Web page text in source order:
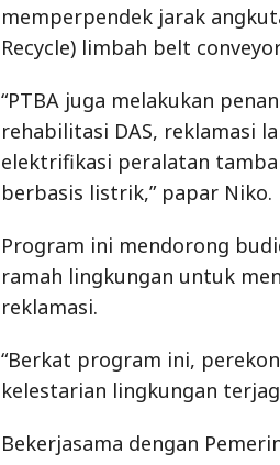
memperpendek jarak
Recycle) limbah belt
“PTBA juga melakukan
rehabilitasi DAS, reklamasi
elektrifikasi peralatan
berbasis listrik,” papar Niko.
Program ini mendorong
ramah lingkungan untuk
reklamasi.
“Berkat program ini,
kelestarian lingkungan
Bekerjasama dengan